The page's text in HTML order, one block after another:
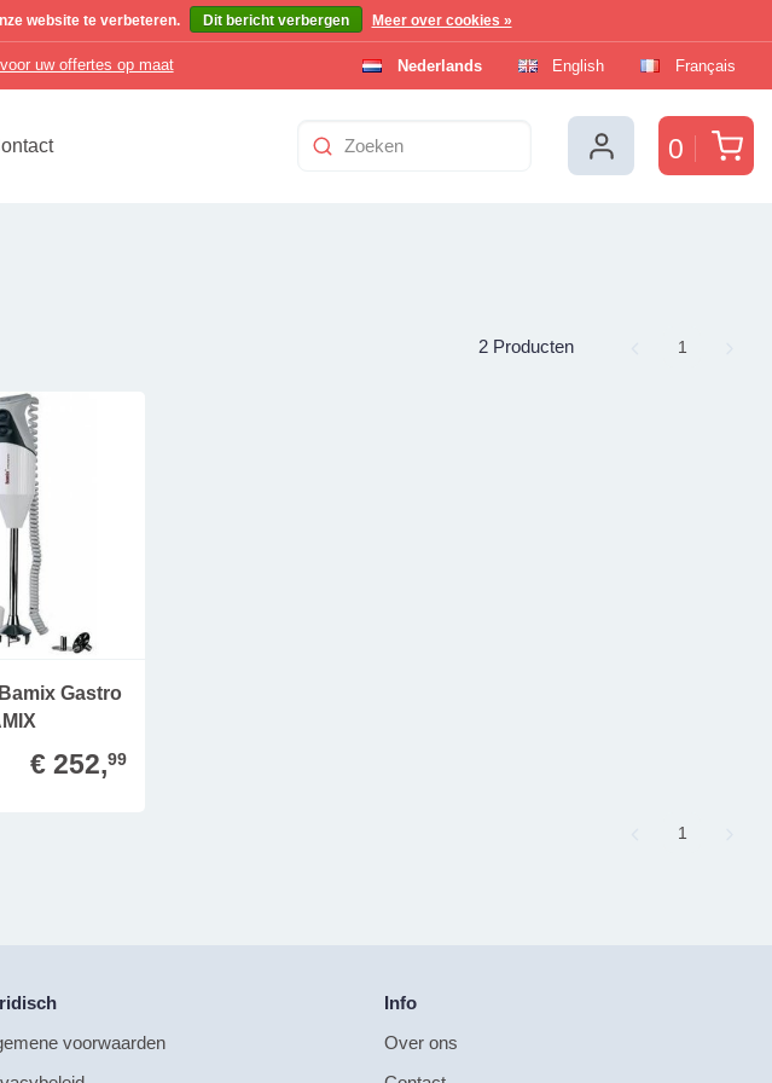
uw offertes op maat Nederlands English Français
0
2 Producten Page
1
Gastro
€ 252,99
Page
1
voorwaarden
Info
Over ons
website te verbeteren. Dit bericht verbergen Meer over cookies »